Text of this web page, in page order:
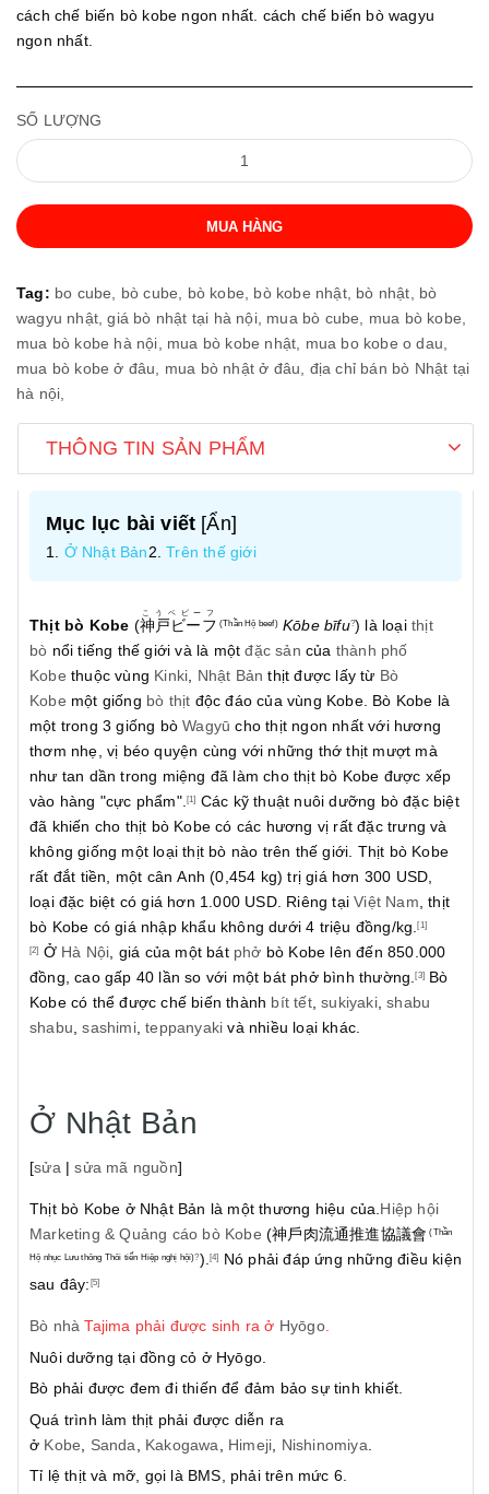
cách chế biến bò kobe ngon nhất. cách chế biến bò wagyu
ngon nhất.
SỐ LƯỢNG
MUA HÀNG
Tag: bo cube, bò cube, bò kobe, bò kobe nhật, bò nhật, bò
wagyu nhật,giá bò nhật tại hà nội, mua bò cube, mua bò kobe,
mua bò kobe hà nội, mua bò kobe nhật, mua bo kobe o dau,
mua bò kobe ở đâu, mua bò nhật ở đâu, địa chỉ bán bò Nhật tại
hà nội,
THÔNG TIN SẢN PHẨM
Mục lục bài viết [Ẩn]
Ở Nhật Bản Trên thế giới
Thịt bò Kobe (神戸ビーフ
こうベビーフ
(Thần Hộ beef) Kōbe bīfu?) là loại thịt
bò nổi tiếng thế giới và là mộtđặc sản của thành phố
Kobe thuộc vùng Kinki Nhật Bản thịt được lấy từ Bò
Kobe một giống bò thịt độc đáo của vùng Kobe. Bò Kobe là
một trong 3 giống bòWagyū cho thịt ngon nhất với hương
thơm nhẹ, vị béo quyện cùng với những thớ thịt mượt mà
như tan dần trong miệng đã làm cho thịt bò Kobe được xếp
vào hàng "cực phẩm". [1] Các kỹ thuật nuôi dưỡng bò đặc biệt
đã khiến cho thịt bò Kobe có các hương vị rất đặc trưng và
không giống một loại thịt bò nào trên thế giới. Thịt bò Kobe
rất đắt tiền, một cân Anh (0,454 kg) trị giá hơn 300 USD,
loại đặc biệt có giá hơn 1.000 USD. Riêng tạiViệt Nam , thịt
bò Kobe có giá nhập khẩu không dưới 4 triệu đồng/kg.[1]
[2] Ở Hà Nội , giá của một bát phở bò Kobe lên đến 850.000
đồng, cao gấp 40 lần so với một bát phở bình thường.[3]Bò
Kobe có thể được chế biến thành bít tết,sukiyaki,shabu
shabu ,sashimi,teppanyaki và nhiều loại khác.
Ở Nhật Bản
[sửa |sửa mã nguồn]
Thịt bò Kobe ở Nhật Bản là một thương hiệu của. Hiệp hội
Marketing & Quảng cáo bò Kobe (神戶肉流通推進協議會 (Thần
Hộ nhục Lưu thông Thôi tiến Hiệp nghị hội)?). [4] Nó phải đáp ứng những điều kiện
sau đây: [5]
Bò nhà Tajima phải được sinh ra ở Hyōgo.
Nuôi dưỡng tại đồng cỏ ở Hyōgo.
Bò phải được đem đi thiến để đảm bảo sự tinh khiết.
Quá trình làm thịt phải được diễn ra
ở Kobe Sanda Kakogawa Himeji Nishinomiya
Tỉ lệ thịt và mỡ, gọi là BMS, phải trên mức 6.